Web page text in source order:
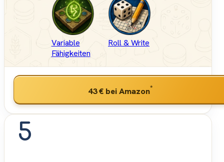
Variable
Fähigkeiten
Roll & Write
43 € bei Amazon*
5